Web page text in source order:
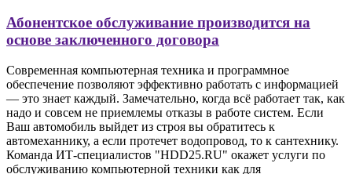
Абонентское обслуживание производится на
основе заключенного договора
Современная компьютерная техника и программное
обеспечение позволяют эффективно работать с информацией
— это знает каждый. Замечательно, когда всё работает так, как
надо и совсем не приемлемы отказы в работе систем. Если
Ваш автомобиль выйдет из строя вы обратитесь к
автомеханнику, а если протечет водопровод, то к сантехнику.
Команда ИТ-специалистов "HDD25.RU" окажет услуги по
обслуживанию компьютерной техники как для